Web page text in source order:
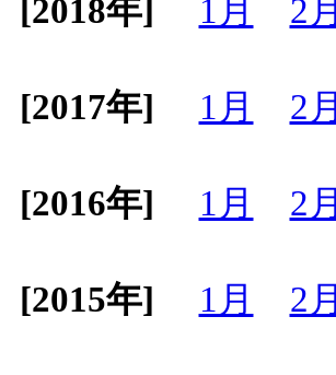
[2018年] 1月 2月
[2017年]
1月 2月
[2016年]
1月 2月
[2015年]
1月 2月